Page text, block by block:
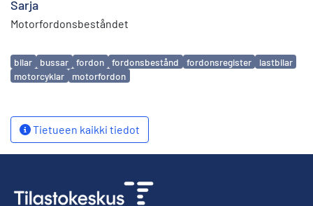
Sarja
Motorfordonsbeståndet
Avainsanat
bilar bussar fordon fordonsbestånd fordonsregister
lastbilar
motorcyklar
motorfordon
Tietueen kaikki tiedot